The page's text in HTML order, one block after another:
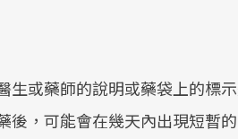
生或藥師的說明或藥袋上的標
後，可能會在幾天內出現短暫